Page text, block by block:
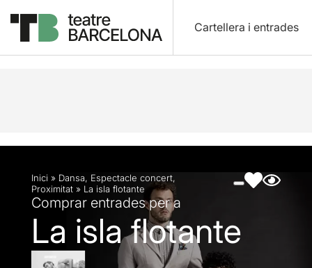
Cartellera i entrades
Descripció Fitxa artística Fotos i vídeos
Inici » Dansa, Espectacle concert,
Proximitat » La isla flotante
Comprar entrades per a
La isla flotante